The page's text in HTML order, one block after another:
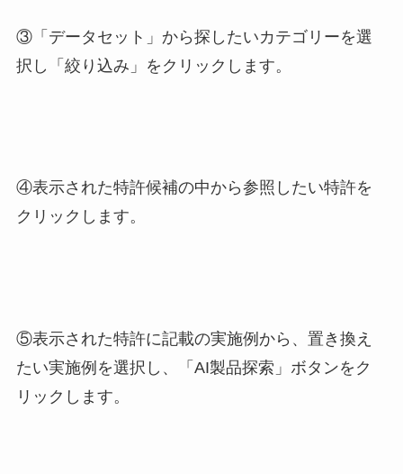
③「データセット」から探したいカテゴリーを選
択し「絞り込み」をクリックします。
④表示された特許候補の中から参照したい特許を
クリックします。
⑤表示された特許に記載の実施例から、置き換え
たい実施例を選択し、「AI製品探索」ボタンをク
リックします。